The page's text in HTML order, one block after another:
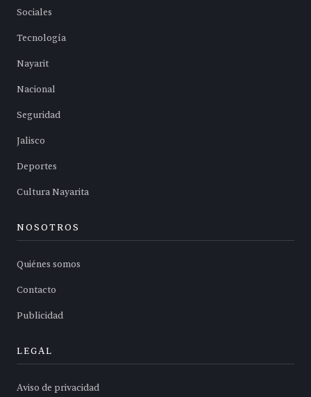
Sociales
Tecnología
Nayarit
Nacional
Seguridad
Jalisco
Deportes
Cultura Nayarita
NOSOTROS
Quiénes somos
Contacto
Publicidad
LEGAL
Aviso de privacidad